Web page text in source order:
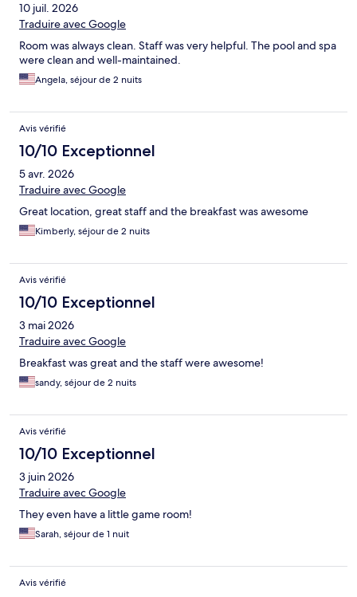
10 juil. 2026
Traduire avec Google
Room was always clean. Staff was very helpful. The pool and spa
were clean and well-maintained.
Angela, séjour de 2 nuits
Avis vérifié
10/10 Exceptionnel
5 avr. 2026
Traduire avec Google
Great location, great staff and the breakfast was awesome
Kimberly, séjour de 2 nuits
Avis vérifié
10/10 Exceptionnel
3 mai 2026
Traduire avec Google
Breakfast was great and the staff were awesome!
sandy, séjour de 2 nuits
Avis vérifié
10/10 Exceptionnel
3 juin 2026
Traduire avec Google
They even have a little game room!
Sarah, séjour de 1 nuit
Avis vérifié